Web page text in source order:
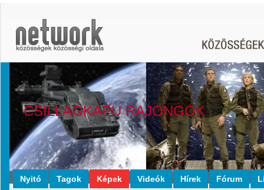
CSILLAGKAPU RAJONGÓK
Nyitó Tagok Képek Videók Hírek Fórum